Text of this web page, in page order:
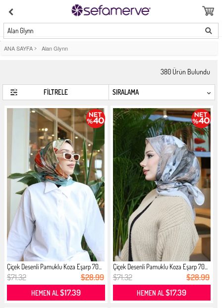
Alan Glynn
ANA SAYFA > Alan Glynn
380 Ürün Bulundu
FİLTRELE
Çiçek Desenli Pamuklu Koza Eşarp 70...
$71.32 $28.99
HEMEN AL$17.39
Çiçek Desenli Pamuklu Koza Eşarp 70...
$71.32 $28.99
HEMEN AL$17.39